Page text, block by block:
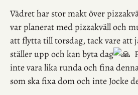
Vädret har stor makt över
var planerat med pizzakväll och
att flytta till torsdag, tack vare att
ställer upp och kan byta dag
inte vara lika runda och fina
som ska fixa dom och inte Jocke